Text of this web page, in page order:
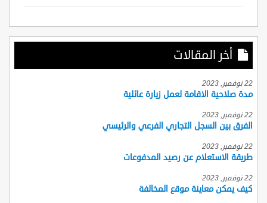
أخر المقالات
22 نوفمبر, 2023
مدة صلاحية الاقامة لعمل زيارة عائلية
22 نوفمبر, 2023
الفرق بين السجل التجاري الفرعي والرئيسي
22 نوفمبر, 2023
طريقة الاستعلام عن رصيد المدفوعات
22 نوفمبر, 2023
كيف يمكن معاينة موقع المخالفة